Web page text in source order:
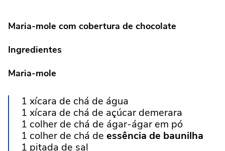
Maria-mole com cobertura de chocolate
Ingredientes
Maria-mole
1 xícara de chá de água
1 xícara de chá de açúcar demerara
1 colher de chá de ágar-ágar em pó
1 colher de chá de essência de baunilha
1 pitada de sal